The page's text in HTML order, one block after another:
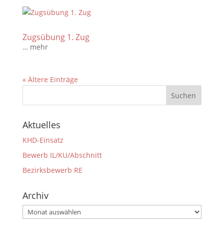
Zugsübung 1. Zug
… mehr
« Ältere Einträge
Aktuelles
KHD-Einsatz
Bewerb IL/KU/Abschnitt
Bezirksbewerb RE
Archiv
Archiv